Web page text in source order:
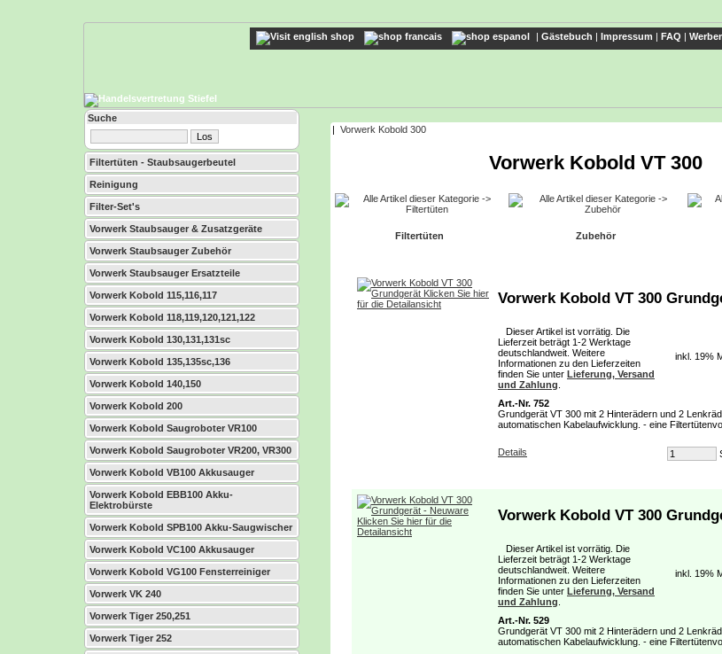
| Gästebuch | Impressum | FAQ |
Suche
Filtertüten - Staubsaugerbeutel
Reinigung
Filter-Set's
Vorwerk Staubsauger & Zusatzgeräte
Vorwerk Staubsauger Zubehör
Vorwerk Staubsauger Ersatzteile
Vorwerk Kobold 115,116,117
Vorwerk Kobold 118,119,120,121,122
Vorwerk Kobold 130,131,131sc
Vorwerk Kobold 135,135sc,136
Vorwerk Kobold 140,150
Vorwerk Kobold 200
Vorwerk Kobold Saugroboter VR100
Vorwerk Kobold Saugroboter VR200, VR300
Vorwerk Kobold VB100 Akkusauger
Vorwerk Kobold EBB100 Akku-
Elektrobürste
Vorwerk Kobold SPB100 Akku-Saugwischer
Vorwerk Kobold VC100 Akkusauger
Vorwerk Kobold VG100 Fensterreiniger
Vorwerk VK 240
Vorwerk Tiger 250,251
Vorwerk Tiger 252
| Vorwerk Kobold 300
Vorwerk Kobold VT 300
Filtertüten Zubehör
Vorwerk Kobold VT 300
Dieser Artikel ist vorrätig. Die
Lieferzeit beträgt 1-2 Werktage
deutschlandweit. Weitere
Informationen zu den Lieferzeiten
finden Sie unter Lieferung, Versand
und Zahlung
inkl. 19%
Art.-Nr. 752
Grundgerät VT 300 mit 2 Hinterädern und 2
automatischen Kabelaufwicklung. - eine
Details
Vorwerk Kobold VT 300
Dieser Artikel ist vorrätig. Die
Lieferzeit beträgt 1-2 Werktage
deutschlandweit. Weitere
Informationen zu den Lieferzeiten
finden Sie unter Lieferung, Versand
und Zahlung
inkl. 19%
Art.-Nr. 529
Grundgerät VT 300 mit 2 Hinterädern und 2
automatischen Kabelaufwicklung. - eine